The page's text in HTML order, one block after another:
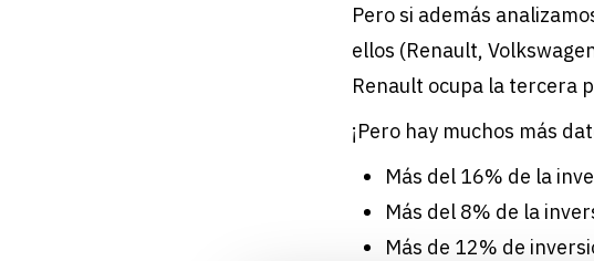
Pero si además
ellos (Renault,
Renault ocupa la tercera
¡Pero hay muchos más
Más del 16% de la
Más del 8% de la
Más de 12% de